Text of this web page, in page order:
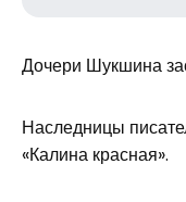
Дочери Шукшина
Наследницы
«Калина красная».